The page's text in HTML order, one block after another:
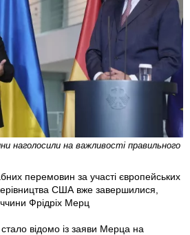
наголосили на важливості правильного
перемовин за участі європейських
США вже завершилися,
Фрідріх Мерц
відомо із заяви Мерца на